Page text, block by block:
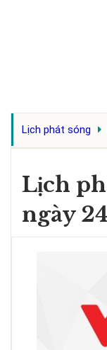
Lịch phát sóng
Lịch
ngày